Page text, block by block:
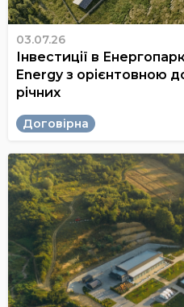
03.07.26
Інвестиції в
Energy з орієнтовною
річних
Договірна